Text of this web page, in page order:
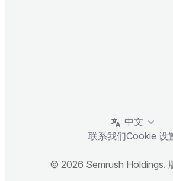
中文
联系我们Cookie 设
© 2026 Semrush Holdings.